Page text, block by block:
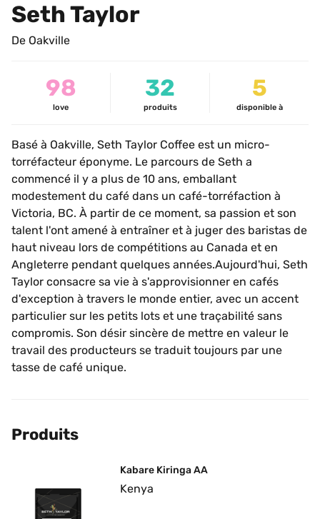
Seth Taylor
De Oakville
98
love
32
produits
5
disponible à
Basé à Oakville, Seth Taylor Coffee est un micro-
torréfacteur éponyme. Le parcours de Seth a
commencé il y a plus de 10 ans, emballant
modestement du café dans un café-torréfaction à
Victoria, BC. À partir de ce moment, sa passion et son
talent l'ont amené à entraîner et à juger des baristas de
haut niveau lors de compétitions au Canada et en
Angleterre pendant quelques années.Aujourd'hui, Seth
Taylor consacre sa vie à s'approvisionner en cafés
d'exception à travers le monde entier, avec un accent
particulier sur les petits lots et une traçabilité sans
compromis. Son désir sincère de mettre en valeur le
travail des producteurs se traduit toujours par une
tasse de café unique.
Produits
Kabare Kiringa AA
Kenya